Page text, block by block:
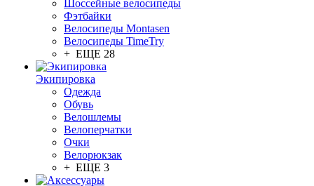
Шоссейные велосипеды
Фэтбайки
Велосипеды Montasen
Велосипеды TimeTry
+ ЕЩЕ 28
Экипировка
Одежда
Обувь
Велошлемы
Велоперчатки
Очки
Велорюкзак
+ ЕЩЕ 3